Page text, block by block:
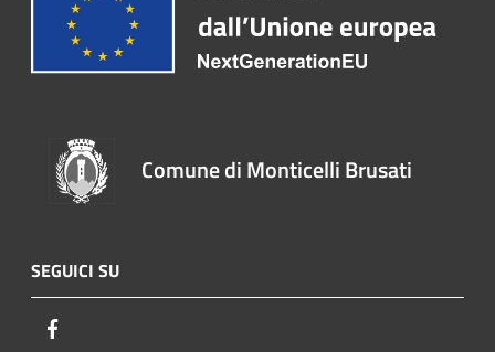
Comune di Monticelli Brusati
SEGUICI SU